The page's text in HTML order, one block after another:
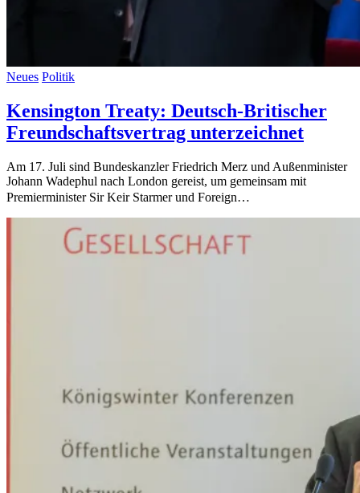
Neues Politik
Kensington Treaty: Deutsch-Britischer
Freundschaftsvertrag unterzeichnet
Am 17. Juli sind Bundeskanzler Friedrich Merz und Außenminister
Johann Wadephul nach London gereist, um gemeinsam mit
Premierminister Sir Keir Starmer und Foreign…